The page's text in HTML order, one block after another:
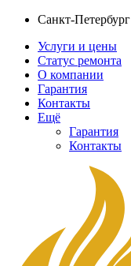
Санкт-Петербург
Услуги и цены
Статус ремонта
О компании
Гарантия
Контакты
Ещё
Гарантия
Контакты